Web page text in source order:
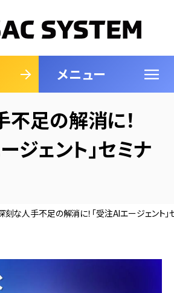
メニュー
閉じる
足の解消に！
ジェント」セミナ
刻な人手不足の解消に！「受注AIエージェント」